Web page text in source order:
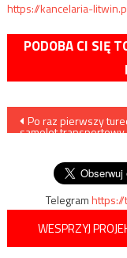
https://kancelaria-
PODOBA CI SIĘ
Nawigacja
Po raz pierwszy
samolot transportowy
Telegram
WESPRZYJ